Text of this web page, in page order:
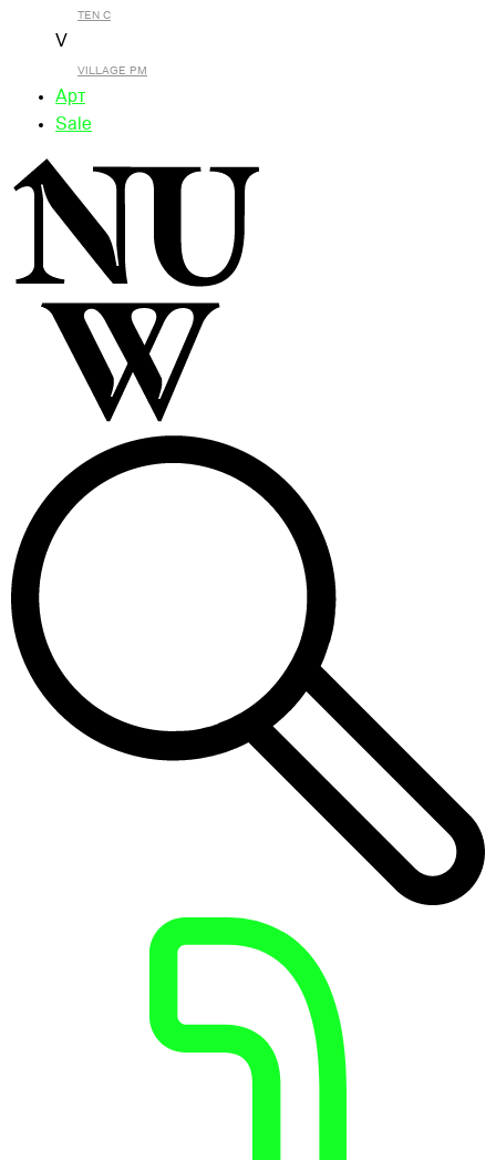
TEN C
V
VILLAGE PM
Арт
Sale